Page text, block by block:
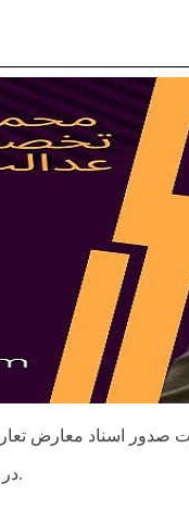
در زیر یک نمونه از آرای شعب دیوان عدالت اداری در این خصوص تقدیم میگردد.